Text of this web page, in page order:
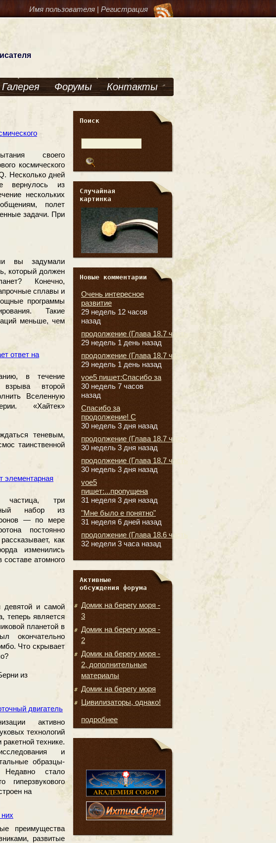
Имя пользователя | Регистрация
Галерея Форумы Контакты
своего
космического
Несколько дней
вернулось из
нескольких
полет
задачи. При
вы задумали
который должен
Конечно,
сплавы и
программы
Такие
меньше, чем
ответ на
в течение
второй
Вселенную
«Хайтек»
теневым,
таинственной
элементарная
частица, три
набор из
— по мере
постоянно
как
изменились
атомного
девятой и самой
теперь является
планетой в
окончательно
Что скрывает
из
двигатель
активно
технологий
технике.
и
образцы-
Недавно стало
гиперзвукового
на
преимущества
развитые
Поиск
Случайная
картинка
Новые комментарии
Очень интересное
развитие
29 недель 12 часов
назад
продолжение (Глава 18.7 часть
29 недель 1 день назад
продолжение (Глава 18.7 часть
29 недель 1 день назад
voe5 пишет:Спасибо за
30 недель 7 часов
назад
Спасибо за
продолжение! С
30 недель 3 дня назад
продолжение (Глава 18.7 часть
30 недель 3 дня назад
продолжение (Глава 18.7 часть
30 недель 3 дня назад
voe5
пишет:...пропущена
31 неделя 3 дня назад
"Мне было е понятно"
31 неделя 6 дней назад
продолжение (Глава 18.6 часть
32 недели 3 часа назад
Активные
обсуждения форума
Домик на берегу моря -
3
Домик на берегу моря -
2
Домик на берегу моря -
2, дополнительные
материалы
Домик на берегу моря
Цивилизаторы, однако!
подробнее